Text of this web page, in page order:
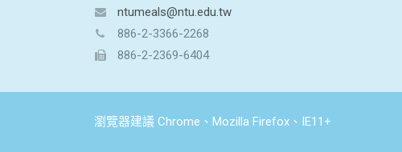
ntumeals@ntu.edu.tw
886-2-3366-2268
886-2-2369-6404
瀏覽器建議 Chrome、Mozilla Firefox、IE11+